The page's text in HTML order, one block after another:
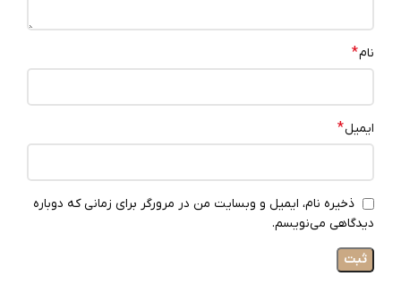
نام*
ایمیل*
ذخیره نام، ایمیل و وبسایت من در مرورگر برای زمانی که دوباره
دیدگاهی می‌نویسم.